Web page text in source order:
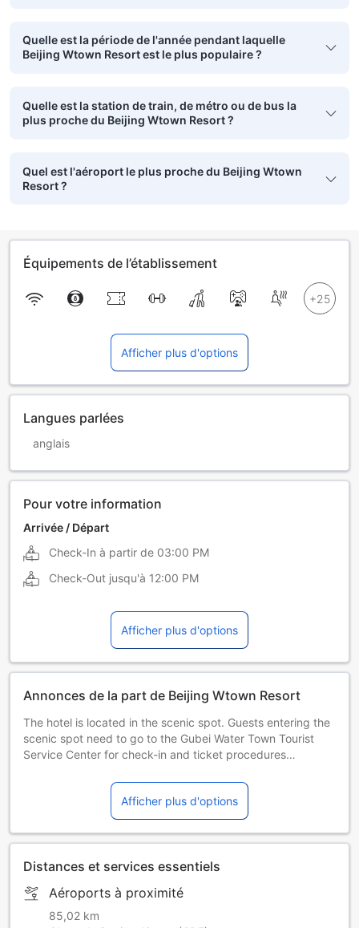
Quelle est la période de l'année pendant laquelle
Beijing Wtown Resort est le plus populaire ?
Quelle est la station de train, de métro ou de bus la
plus proche du Beijing Wtown Resort ?
Quel est l'aéroport le plus proche du Beijing Wtown
Resort ?
Équipements de l’établissement
Afficher plus d'options
Langues parlées
anglais
Pour votre information
Arrivée / Départ
Check-In à partir de 03:00 PM
Check-Out jusqu'à 12:00 PM
Afficher plus d'options
Annonces de la part de Beijing Wtown Resort
The hotel is located in the scenic spot. Guests entering the
scenic spot need to go to the Gubei Water Town Tourist
Service Center for check-in and ticket procedures
for the Gubei Water Town scenic spot are included). For
details, please contact the front desk of the scenic spot.
2021-04-28 - 2027-12-31
Afficher plus d'options
Distances et services essentiels
Aéroports à proximité
85,02 km